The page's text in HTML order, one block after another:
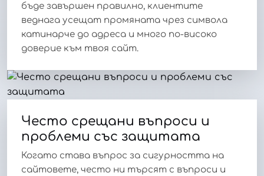
бъде завършен правилно, клиентите
веднага усещат промяната чрез символа
катинарче до адреса и много по-високо
доверие към твоя сайт.
Често срещани въпроси и
проблеми със защитата
Когато става въпрос за сигурността на
сайтовете, често ни търсят с въпроси и